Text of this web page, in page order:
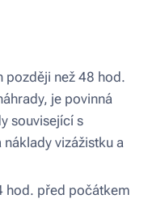
později než 48 hod.
je povinná
související s
vizážistku a
hod. před počátkem